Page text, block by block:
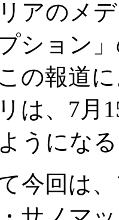
アのメ
プション
の報道
は、7月
うにな
今回は